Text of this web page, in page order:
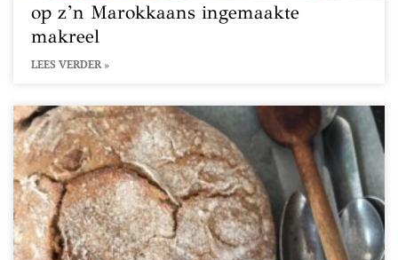
op z’n Marokkaans ingemaakte
makreel
LEES VERDER »